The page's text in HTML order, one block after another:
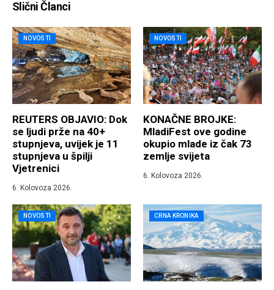
Slični Članci
NOVOSTI
REUTERS OBJAVIO: Dok
se ljudi prže na 40+
stupnjeva, uvijek je 11
stupnjeva u špilji
Vjetrenici
6. Kolovoza 2026.
NOVOSTI
KONAČNE BROJKE:
MladiFest ove godine
okupio mlade iz čak 73
zemlje svijeta
6. Kolovoza 2026.
NOVOSTI CRNA KRONIKA